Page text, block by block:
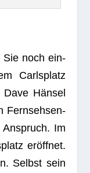
Sie noch ein­
Carls­platz
DaveHän­sel
Fern­seh­sen­
Im
eröff­net.
Selbst sein